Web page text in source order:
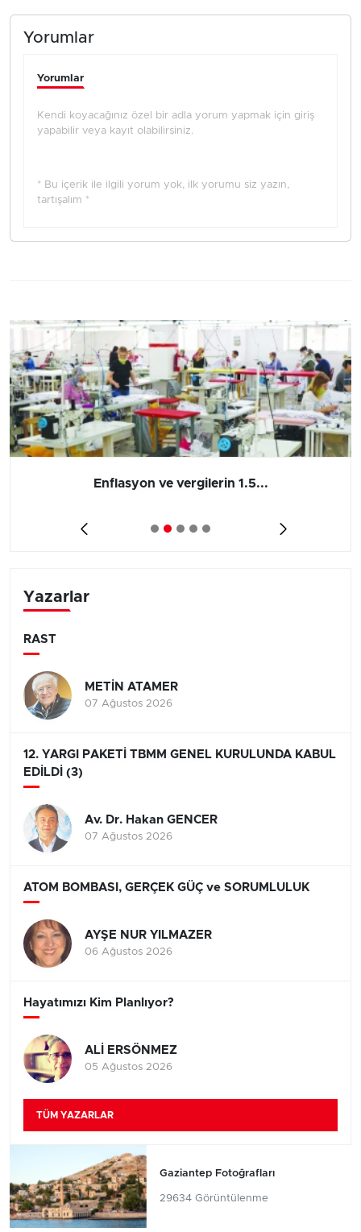
Yorumlar
Yorumlar
Kendi koyacağınız özel bir adla yorum yapmak için giriş
yapabilir veya kayıt olabilirsiniz.
* Bu içerik ile ilgili yorum yok, ilk yorumu siz yazın,
tartışalım *
Enflasyon ve vergilerin 1.5...
Yazarlar
RAST
METİN ATAMER
07 Ağustos 2026
12. YARGI PAKETİ TBMM GENEL KURULUNDA KABUL
EDİLDİ (3)
Av. Dr. Hakan GENCER
07 Ağustos 2026
ATOM BOMBASI, GERÇEK GÜÇ ve SORUMLULUK
AYŞE NUR YILMAZER
06 Ağustos 2026
Hayatımızı Kim Planlıyor?
ALİ ERSÖNMEZ
05 Ağustos 2026
TÜM YAZARLAR
Gaziantep Fotoğrafları
29634 Görüntülenme